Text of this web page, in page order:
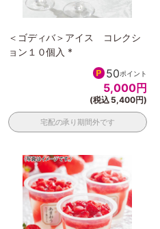
＜ゴディバ＞アイス コレクシ
ョン１０個入 *
50ポイント
5,000円
(税込 5,400円)
宅配の承り期間外です